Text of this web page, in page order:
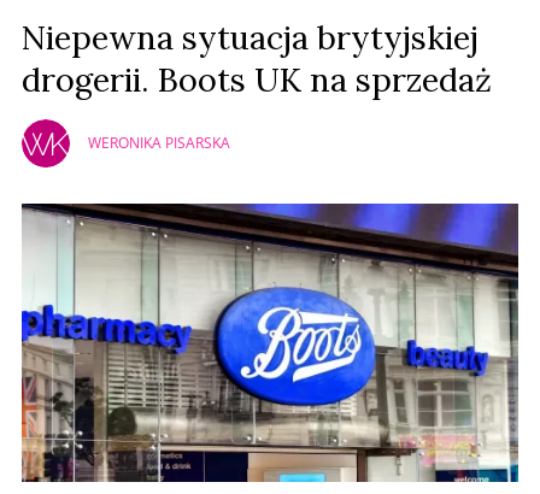
Niepewna sytuacja brytyjskiej
drogerii. Boots UK na sprzedaż
WERONIKA PISARSKA